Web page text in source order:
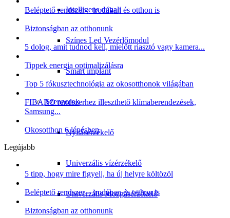
Intelligens dugalj
Színes Led Vezérlőmodul
Smart implant
Szenzorok
Nyitásérzékelő
Univerzális vízérzékelő
Univerzális Mozgásérzékelő
Beléptető rendszer – irodában és otthon is
Biztonságban az otthonunk
5 dolog, amit tudnod kell, mielőtt riasztó vagy kamera...
Tippek energia optimalizálásra
Top 5 fókusztechnológia az okosotthonok világában
FIBARO rendszerhez illeszthető klímaberendezések,
Samsung...
Okosotthon 6 lépésben
Legújabb
5 tipp, hogy mire figyelj, ha új helyre költözöl
Beléptető rendszer – irodában és otthon is
Biztonságban az otthonunk